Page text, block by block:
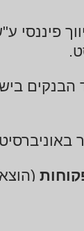
פיננסי